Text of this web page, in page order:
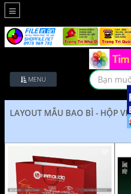
MENU
LAYOUT MẪU BAO BÌ - HỘP